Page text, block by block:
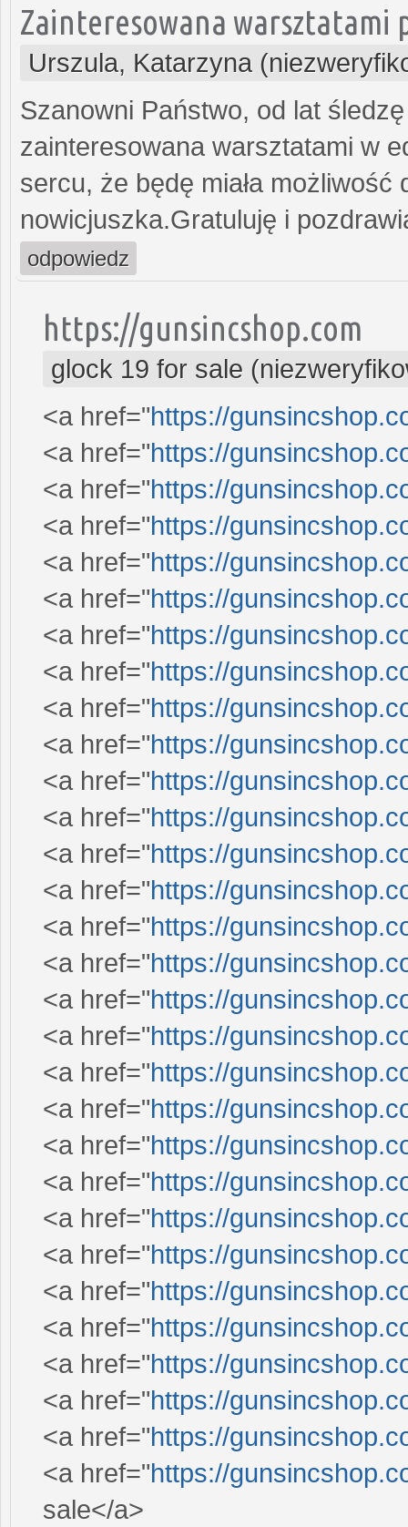
Zainteresowana warsztatami
Urszula, Katarzyna
Szanowni Państwo, od lat
zainteresowana warsztatami w
sercu, że będę miała możliwość
nowicjuszka.Gratuluję i
odpowiedz
https://gunsincshop.com
glock 19 for sale
<a href="https://
<a href="https://
<a href="https://
<a href="https://
<a href="https://
<a href="https://
<a href="https://
<a href="https://
<a href="https://
<a href="https://
<a href="https://
<a href="https://
<a href="https://
<a href="https://
<a href="https://
<a href="https://
<a href="https://
<a href="https://
<a href="https://
<a href="https://
<a href="https://
<a href="https://
<a href="https://
<a href="https://
<a href="https://
<a href="https://
<a href="https://
<a href="https://
<a href="https://
<a href="https://
sale</a>